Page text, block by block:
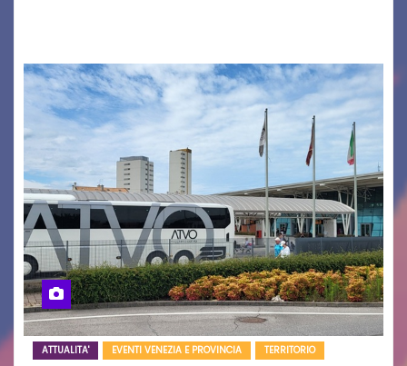
ATTUALITA' EVENTI VENEZIA E PROVINCIA TERRITORIO